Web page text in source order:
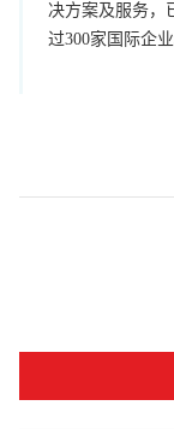
决方案及服务，
过300家国际企